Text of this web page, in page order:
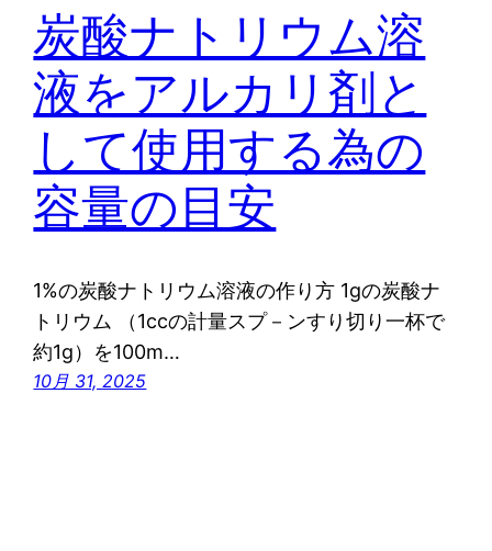
炭酸ナトリウム溶
液をアルカリ剤と
して使用する為の
容量の目安
1%の炭酸ナトリウム溶液の作り方 1gの炭酸ナ
トリウム （1ccの計量スプ－ンすり切り一杯で
約1g）を100m…
10月 31, 2025